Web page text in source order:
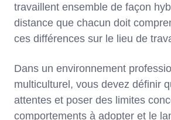
travaillent ensemble de façon
distance que chacun doit
ces différences sur le lieu de
Dans un environnement
multiculturel, vous devez définir
attentes et poser des limites
comportements à adopter et le